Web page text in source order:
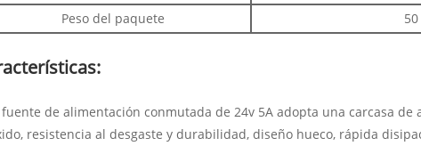
Peso del paquete
fuente de alimentación conmutada de 24v 5A adopta una carcasa
resistencia al desgaste y durabilidad, diseño hueco, rápida